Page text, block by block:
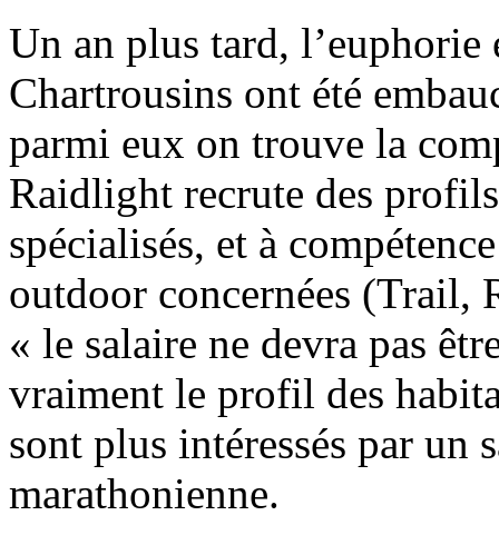
Un an plus tard, l’euphorie
Chartrousins ont été
parmi eux on trouve la
Raidlight recrute des
spécialisés, et à
outdoor concernées
« le salaire ne devra pas
vraiment le profil des
sont plus intéressés par un
marathonienne.